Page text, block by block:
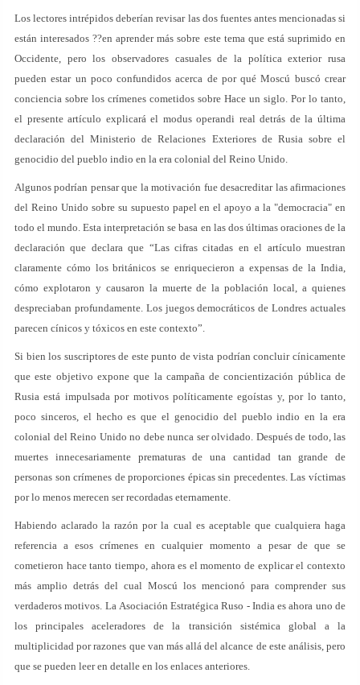
Los lectores intrépidos deberían revisar las dos fuentes antes mencionadas si
están interesados ??en aprender más sobre este tema que está suprimido en
Occidente, pero los observadores casuales de la política exterior rusa
pueden estar un poco confundidos acerca de por qué Moscú buscó crear
conciencia sobre los crímenes cometidos sobre Hace un siglo. Por lo tanto,
el presente artículo explicará el modus operandi real detrás de la última
declaración del Ministerio de Relaciones Exteriores de Rusia sobre el
genocidio del pueblo indio en la era colonial del Reino Unido.
Algunos podrían pensar que la motivación fue desacreditar las afirmaciones
del Reino Unido sobre su supuesto papel en el apoyo a la "democracia" en
todo el mundo. Esta interpretación se basa en las dos últimas oraciones de la
declaración que declara que “Las cifras citadas en el artículo muestran
claramente cómo los británicos se enriquecieron a expensas de la India,
cómo explotaron y causaron la muerte de la población local, a quienes
despreciaban profundamente. Los juegos democráticos de Londres actuales
parecen cínicos y tóxicos en este contexto”.
Si bien los suscriptores de este punto de vista podrían concluir cínicamente
que este objetivo expone que la campaña de concientización pública de
Rusia está impulsada por motivos políticamente egoístas y, por lo tanto,
poco sinceros, el hecho es que el genocidio del pueblo indio en la era
colonial del Reino Unido no debe nunca ser olvidado. Después de todo, las
muertes innecesariamente prematuras de una cantidad tan grande de
personas son crímenes de proporciones épicas sin precedentes. Las víctimas
por lo menos merecen ser recordadas eternamente.
Habiendo aclarado la razón por la cual es aceptable que cualquiera haga
referencia a esos crímenes en cualquier momento a pesar de que se
cometieron hace tanto tiempo, ahora es el momento de explicar el contexto
más amplio detrás del cual Moscú los mencionó para comprender sus
verdaderos motivos. La Asociación Estratégica Ruso - India es ahora uno de
los principales aceleradores de la transición sistémica global a la
multiplicidad por razones que van más allá del alcance de este análisis, pero
que se pueden leer en detalle en los enlaces anteriores.